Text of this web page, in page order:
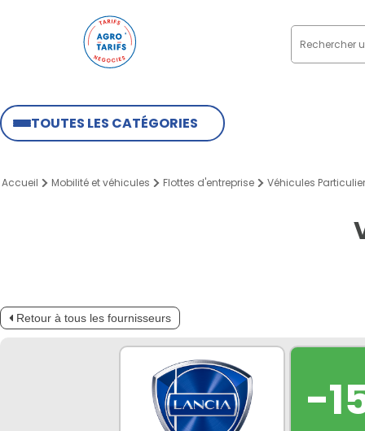
TOUTES LES CATÉGORIES
Accueil Mobilité et véhicules Flottes d'entreprise Véhicules
Retour à tous les fournisseurs
-